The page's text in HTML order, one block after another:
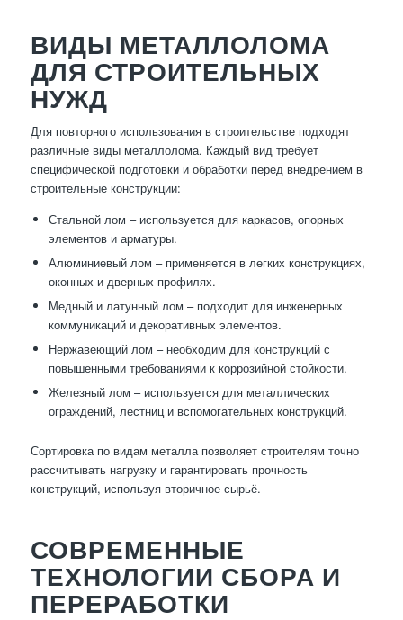
ВИДЫ МЕТАЛЛОЛОМА
ДЛЯ СТРОИТЕЛЬНЫХ
НУЖД
Для повторного использования в строительстве подходят
различные виды металлолома. Каждый вид требует
специфической подготовки и обработки перед внедрением в
строительные конструкции:
Стальной лом – используется для каркасов, опорных
элементов и арматуры.
Алюминиевый лом – применяется в легких конструкциях,
оконных и дверных профилях.
Медный и латунный лом – подходит для инженерных
коммуникаций и декоративных элементов.
Нержавеющий лом – необходим для конструкций с
повышенными требованиями к коррозийной стойкости.
Железный лом – используется для металлических
ограждений, лестниц и вспомогательных конструкций.
Сортировка по видам металла позволяет строителям точно
рассчитывать нагрузку и гарантировать прочность
конструкций, используя вторичное сырьё.
СОВРЕМЕННЫЕ
ТЕХНОЛОГИИ СБОРА И
ПЕРЕРАБОТКИ